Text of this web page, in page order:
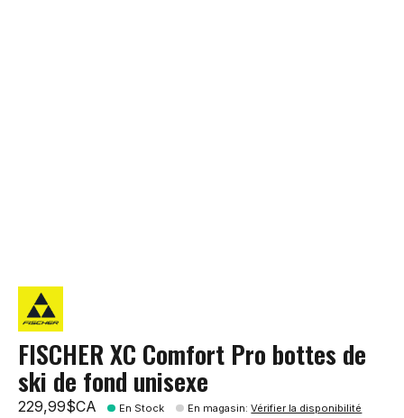
FISCHER XC Comfort Pro bottes de
ski de fond unisexe
229,99$CA En Stock En magasin:Vérifier la disponibilité